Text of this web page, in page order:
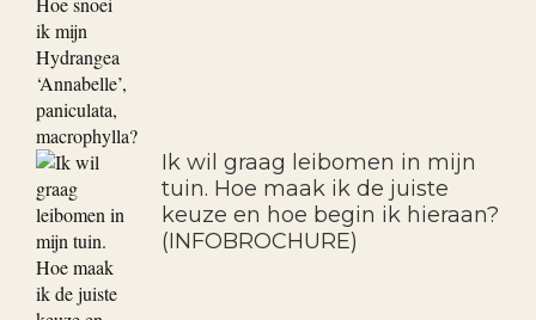
Ik wil graag leibomen in mijn
tuin. Hoe maak ik de juiste
keuze en hoe begin ik hieraan?
(INFOBROCHURE)